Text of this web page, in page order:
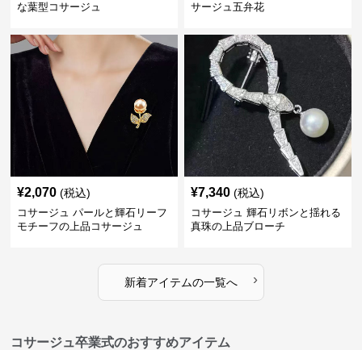
な葉型コサージュ
サージュ五弁花
¥2,070 (税込)
コサージュ パールと輝石リーフ
モチーフの上品コサージュ
¥7,340 (税込)
コサージュ 輝石リボンと揺れる
真珠の上品ブローチ
新着アイテムの一覧へ ›
コサージュ卒業式のおすすめアイテム